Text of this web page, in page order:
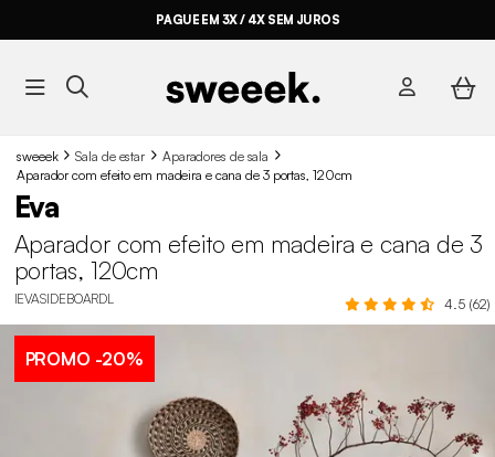
PAGUE EM 3X / 4X SEM JUROS
sweeek Sala de estar
Aparadores de sala
Aparador com efeito em madeira e cana de 3 portas, 120cm
Eva
Aparador com efeito em madeira e cana de 3
portas, 120cm
IEVASIDEBOARDL 4.5 (62)
PROMO -20%